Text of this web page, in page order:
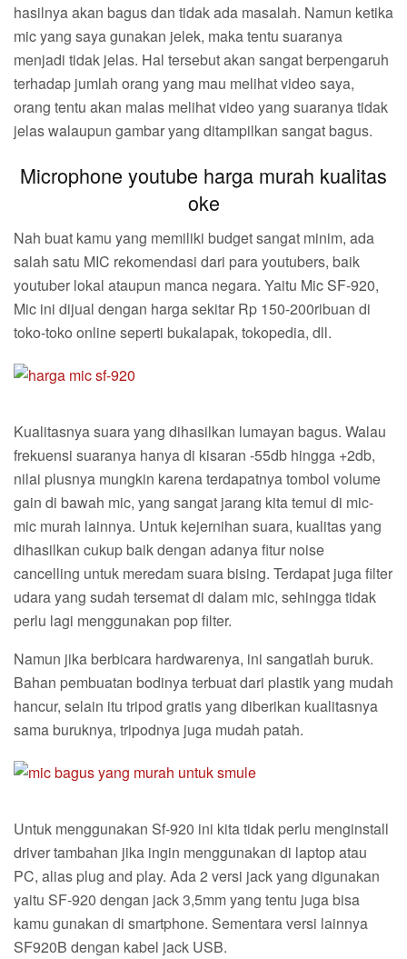
hasilnya akan bagus dan tidak ada masalah. Namun ketika
mic yang saya gunakan jelek, maka tentu suaranya
menjadi tidak jelas. Hal tersebut akan sangat berpengaruh
terhadap jumlah orang yang mau melihat video saya,
orang tentu akan malas melihat video yang suaranya tidak
jelas walaupun gambar yang ditampilkan sangat bagus.
Microphone youtube harga murah kualitas
oke
Nah buat kamu yang memiliki budget sangat minim, ada
salah satu MIC rekomendasi dari para youtubers, baik
youtuber lokal ataupun manca negara. Yaitu Mic SF-920,
Mic ini dijual dengan harga sekitar Rp 150-200ribuan di
toko-toko online seperti bukalapak, tokopedia, dll.
Kualitasnya suara yang dihasilkan lumayan bagus. Walau
frekuensi suaranya hanya di kisaran -55db hingga +2db,
nilai plusnya mungkin karena terdapatnya tombol volume
gain di bawah mic, yang sangat jarang kita temui di mic-
mic murah lainnya. Untuk kejernihan suara, kualitas yang
dihasilkan cukup baik dengan adanya fitur noise
cancelling untuk meredam suara bising. Terdapat juga filter
udara yang sudah tersemat di dalam mic, sehingga tidak
perlu lagi menggunakan pop filter.
Namun jika berbicara hardwarenya, ini sangatlah buruk.
Bahan pembuatan bodinya terbuat dari plastik yang mudah
hancur, selain itu tripod gratis yang diberikan kualitasnya
sama buruknya, tripodnya juga mudah patah.
Untuk menggunakan Sf-920 ini kita tidak perlu menginstall
driver tambahan jika ingin menggunakan di laptop atau
PC, alias plug and play. Ada 2 versi jack yang digunakan
yaitu SF-920 dengan jack 3,5mm yang tentu juga bisa
kamu gunakan di smartphone. Sementara versi lainnya
SF920B dengan kabel jack USB.